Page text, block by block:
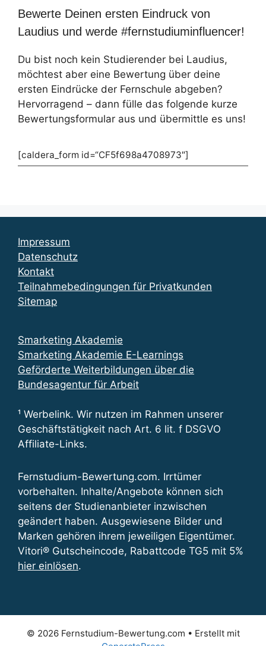
Bewerte Deinen ersten Eindruck von
Laudius und werde #fernstudiuminfluencer!
Du bist noch kein Studierender bei Laudius,
möchtest aber eine Bewertung über deine
ersten Eindrücke der Fernschule abgeben?
Hervorragend – dann fülle das folgende kurze
Bewertungsformular aus und übermittle es uns!
[caldera_form id=“CF5f698a4708973″]
Impressum
Datenschutz
Kontakt
Teilnahmebedingungen für Privatkunden
Sitemap
Smarketing Akademie
Smarketing Akademie E-Learnings
Geförderte Weiterbildungen über die
Bundesagentur für Arbeit
¹ Werbelink. Wir nutzen im Rahmen unserer
Geschäftstätigkeit nach Art. 6 lit. f DSGVO
Affiliate-Links.
Fernstudium-Bewertung.com. Irrtümer
vorbehalten. Inhalte/Angebote können sich
seitens der Studienanbieter inzwischen
geändert haben. Ausgewiesene Bilder und
Marken gehören ihrem jeweiligen Eigentümer.
Vitori® Gutscheincode, Rabattcode TG5 mit 5%
hier einlösen.
© 2026 Fernstudium-Bewertung.com • Erstellt mit